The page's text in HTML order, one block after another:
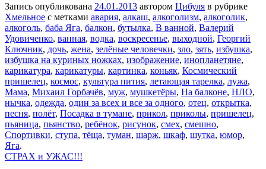
Запись опубликована 24.01.2013 автором Цибуля в рубрике
Хмельное с метками авария, алкаш, алкоголизм, алкоголик,
алкоголь, баба Яга, балкон, бутылка, В ванной, Валерий
Удовиченко, ванная, водка, воскресенье, выходной, Георгий
Ключник, дочь, жена, зелёные человечки, зло, зять, избушка,
избушка на куриных ножках, изображение, инопланетяне,
карикатура, карикатуры, картинка, коньяк, Космический
пришелец, космос, культура пития, летающая тарелка, лужа,
Мама, Михаил Горбачёв, муж, мушкетёры, На балконе, НЛО,
нычка, одежда, один за всех и все за одного, отец, открытка,
песня, полёт, Посадка в тумане, прикол, приколы, пришелец,
пьяница, пьянство, ребёнок, рисунок, смех, смешно,
Спортивки, ступа, тёща, туман, шарж, шкаф, шутка, юмор,
Яга.
СТРАХ и УЖАС!!!